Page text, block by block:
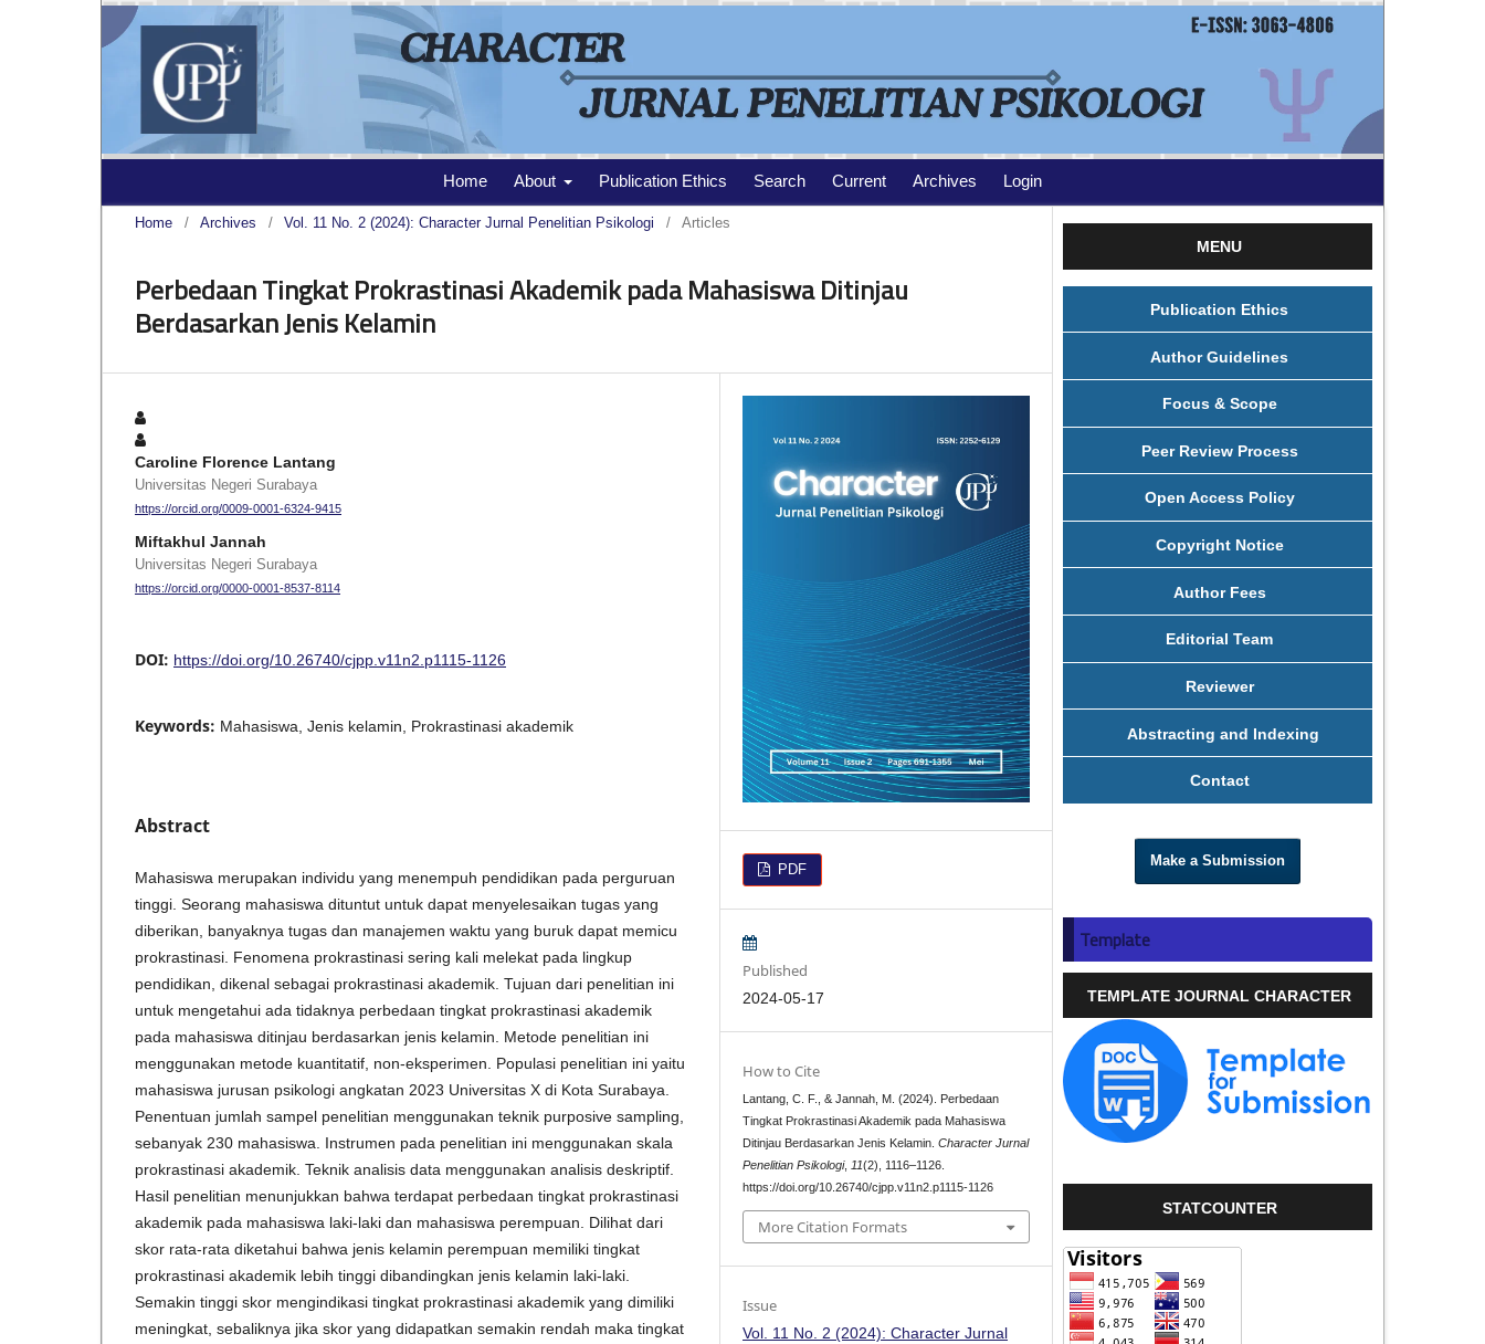
Home About Publication Ethics Search Current Archives Login
Home / Archives / Vol. 11 No. 2 (2024): Character Jurnal Penelitian Psikologi / Articles
Perbedaan Tingkat Prokrastinasi Akademik pada Mahasiswa Ditinjau
Berdasarkan Jenis Kelamin
Caroline Florence Lantang
Universitas Negeri Surabaya
https://orcid.org/0009-0001-6324-9415
Miftakhul Jannah
Universitas Negeri Surabaya
https://orcid.org/0000-0001-8537-8114
DOI: https://doi.org/10.26740/cjpp.v11n2.p1115-1126
Keywords: Mahasiswa, Jenis kelamin, Prokrastinasi akademik
Abstract
Mahasiswa merupakan individu yang menempuh pendidikan pada perguruan
tinggi. Seorang mahasiswa dituntut untuk dapat menyelesaikan tugas yang
diberikan, banyaknya tugas dan manajemen waktu yang buruk dapat memicu
prokrastinasi. Fenomena prokrastinasi sering kali melekat pada lingkup
pendidikan, dikenal sebagai prokrastinasi akademik. Tujuan dari penelitian ini
untuk mengetahui ada tidaknya perbedaan tingkat prokrastinasi akademik
pada mahasiswa ditinjau berdasarkan jenis kelamin. Metode penelitian ini
menggunakan metode kuantitatif, non-eksperimen. Populasi penelitian ini yaitu
mahasiswa jurusan psikologi angkatan 2023 Universitas X di Kota Surabaya.
Penentuan jumlah sampel penelitian menggunakan teknik purposive sampling,
sebanyak 230 mahasiswa. Instrumen pada penelitian ini menggunakan skala
prokrastinasi akademik. Teknik analisis data menggunakan analisis deskriptif.
Hasil penelitian menunjukkan bahwa terdapat perbedaan tingkat prokrastinasi
akademik pada mahasiswa laki-laki dan mahasiswa perempuan. Dilihat dari
skor rata-rata diketahui bahwa jenis kelamin perempuan memiliki tingkat
prokrastinasi akademik lebih tinggi dibandingkan jenis kelamin laki-laki.
Semakin tinggi skor mengindikasi tingkat prokrastinasi akademik yang dimiliki
meningkat, sebaliknya jika skor yang didapatkan semakin rendah maka tingkat
PDF
Published
2024-05-17
How to Cite
Lantang, C. F., & Jannah, M. (2024). Perbedaan
Tingkat Prokrastinasi Akademik pada Mahasiswa
Ditinjau Berdasarkan Jenis Kelamin.Character Jurnal
Penelitian Psikologi, 11(2), 1116–1126.
https://doi.org/10.26740/cjpp.v11n2.p1115-1126
More Citation Formats
Issue
Vol. 11 No. 2 (2024): Character Jurnal
MENU
Publication Ethics
Author Guidelines
Focus & Scope
Peer Review Process
Open Access Policy
Copyright Notice
Author Fees
Editorial Team
Reviewer
Abstracting and Indexing
Contact
Make a Submission
Template
TEMPLATE JOURNAL CHARACTER
STATCOUNTER